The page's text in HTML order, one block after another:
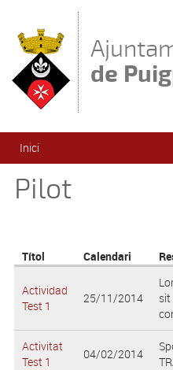
de
Esteu aquí
Inici
Pilot
Títol Calendari
Actividad
Test 1
25/11/2014
sit
Activitat
Test 1
04/02/2014